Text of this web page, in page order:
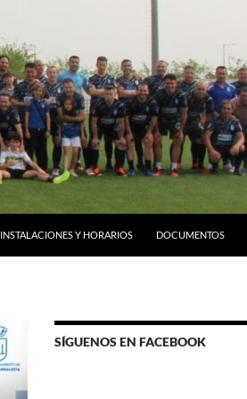
INSTALACIONES Y HORARIOS DOCUMENTOS
SÍGUENOS EN FACEBOOK